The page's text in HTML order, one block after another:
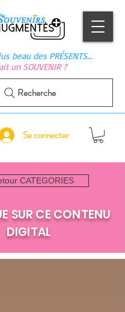
beau des PRÉSENTS…
un SOUVENIR ?
Se connecter
Recherche
CATEGORIES
SUR CE CONTENU
DIGITAL